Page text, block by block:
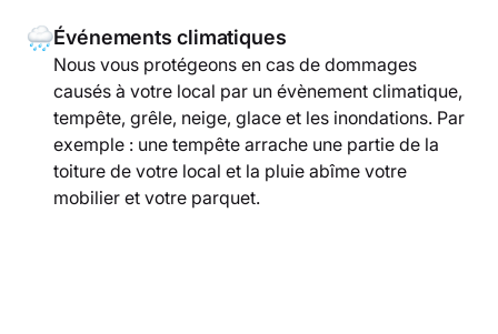
Événements climatiques
Nous vous protégeons en cas de dommages
causés à votre local par un évènement climatique,
tempête, grêle, neige, glace et les inondations. Par
exemple : une tempête arrache une partie de la
toiture de votre local et la pluie abîme votre
mobilier et votre parquet.